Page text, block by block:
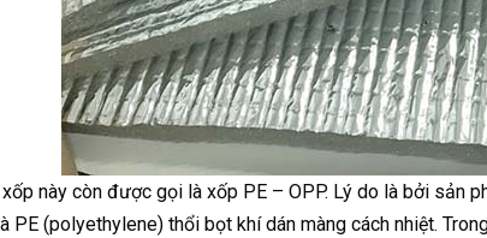
này còn được gọi là xốp PE – OPP. Lý do là bởi sản
(polyethylene) thổi bọt khí dán màng cách nhiệt.